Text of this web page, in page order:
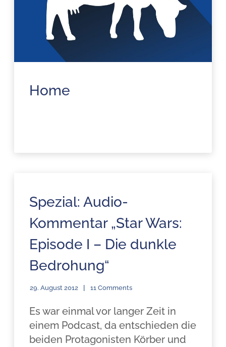
Home
Spezial: Audio-
Kommentar „Star Wars:
Episode I – Die dunkle
Bedrohung“
29. August 2012 11 Comments
Es war einmal vor langer Zeit in
einem Podcast, da entschieden die
beiden Protagonisten Körber und